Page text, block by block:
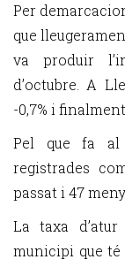
Per
que
va produir
d’octubre. A
-0,7% i
Pel que fa al
registrades
passat i 47
La taxa
municipi que té